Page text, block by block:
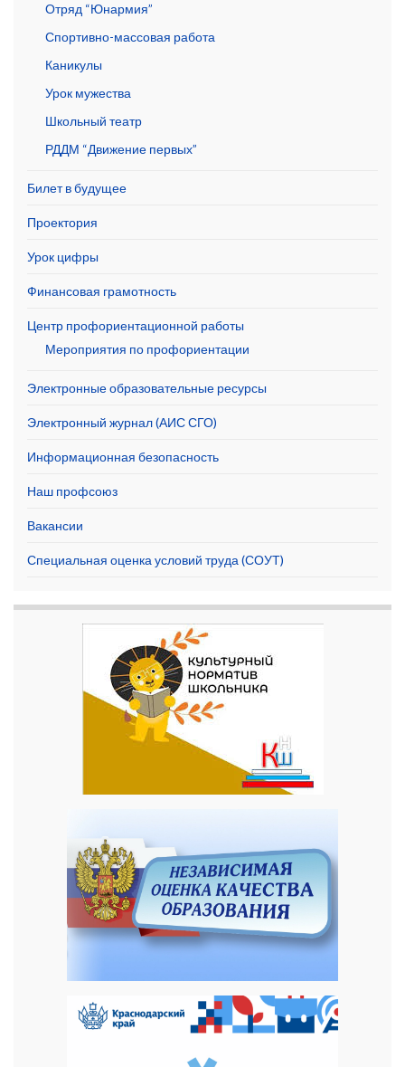
Отряд “Юнармия”
Спортивно-массовая работа
Каникулы
Урок мужества
Школьный театр
РДДМ “Движение первых”
Билет в будущее
Проектория
Урок цифры
Финансовая грамотность
Центр профориентационной работы
Мероприятия по профориентации
Электронные образовательные ресурсы
Электронный журнал (АИС СГО)
Информационная безопасность
Наш профсоюз
Вакансии
Специальная оценка условий труда (СОУТ)